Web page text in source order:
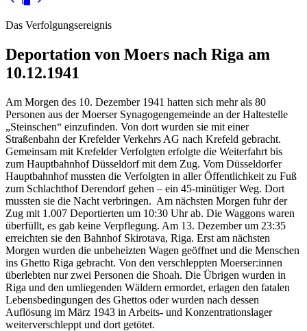
Das Verfolgungsereignis
Deportation von Moers nach Riga am
10.12.1941
Am Morgen des 10. Dezember 1941 hatten sich mehr als 80
Personen aus der Moerser Synagogengemeinde an der Haltestelle
„Steinschen“ einzufinden. Von dort wurden sie mit einer
Straßenbahn der Krefelder Verkehrs AG nach Krefeld gebracht.
Gemeinsam mit Krefelder Verfolgten erfolgte die Weiterfahrt bis
zum Hauptbahnhof Düsseldorf mit dem Zug. Vom Düsseldorfer
Hauptbahnhof mussten die Verfolgten in aller Öffentlichkeit zu Fuß
zum Schlachthof Derendorf gehen – ein 45-minütiger Weg. Dort
mussten sie die Nacht verbringen. Am nächsten Morgen fuhr der
Zug mit 1.007 Deportierten um 10:30 Uhr ab. Die Waggons waren
überfüllt, es gab keine Verpflegung. Am 13. Dezember um 23:35
erreichten sie den Bahnhof Skirotava, Riga. Erst am nächsten
Morgen wurden die unbeheizten Wagen geöffnet und die Menschen
ins Ghetto Riga gebracht. Von den verschleppten Moerser:innen
überlebten nur zwei Personen die Shoah. Die Übrigen wurden in
Riga und den umliegenden Wäldern ermordet, erlagen den fatalen
Lebensbedingungen des Ghettos oder wurden nach dessen
Auflösung im März 1943 in Arbeits- und Konzentrationslager
weiterverschleppt und dort getötet.